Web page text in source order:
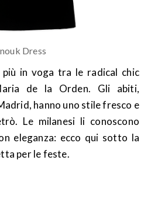
Dress
più in voga tra le radical chic
de la Orden. Gli abiti,
hanno uno stile fresco e
Le milanesi li conoscono
eleganza: ecco qui sotto la
per le feste.